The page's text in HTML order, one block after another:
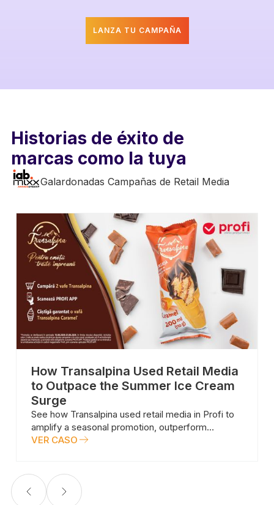
LANZA TU CAMPAÑA
Historias de éxito de
marcas como la tuya
Galardonadas Campañas de Retail Media
How Transalpina Used Retail Media
to Outpace the Summer Ice Cream
Surge
See how Transalpina used retail media in Profi to
amplify a seasonal promotion, outperform
category growth and deliver 5.73x ROAS during
VER CASO